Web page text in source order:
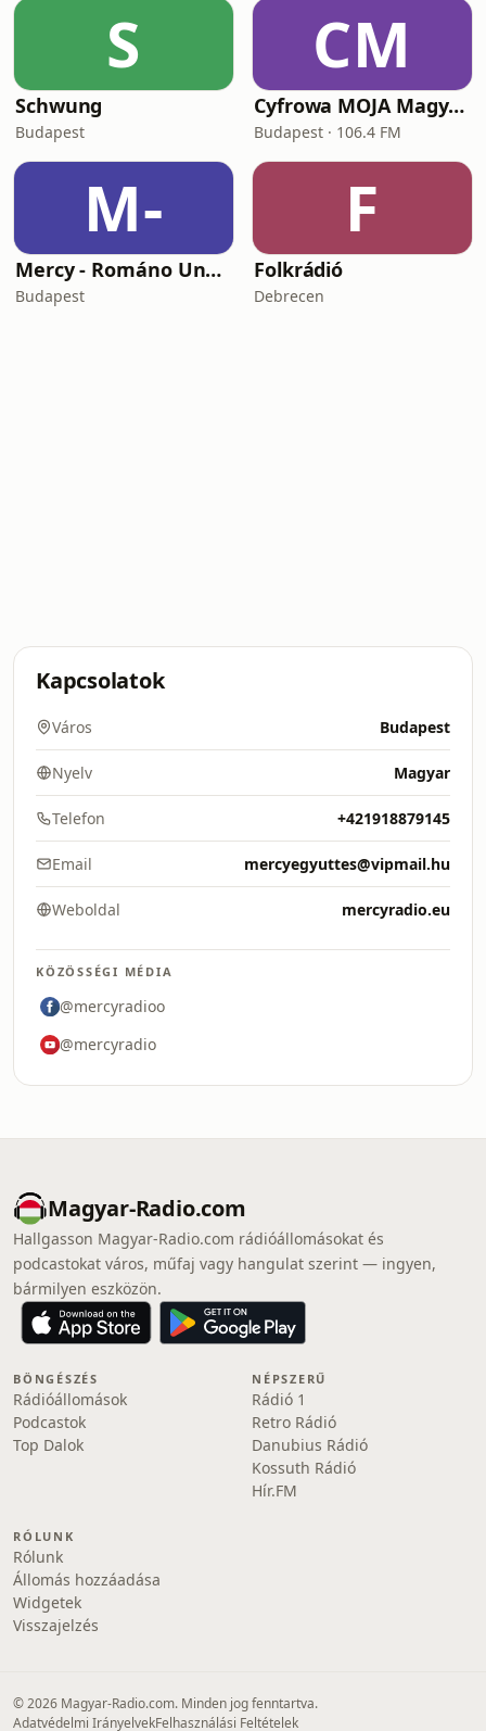
S
Schwung
Budapest
CM
Cyfrowa MOJA Magyarország
Budapest · 106.4 FM
M-
Mercy - Románo Ungriko Rádiovo (autentikus)
Budapest
F
Folkrádió
Debrecen
Kapcsolatok
Város Budapest
Nyelv Magyar
Telefon +421918879145
Email mercyegyuttes@vipmail.hu
Weboldal mercyradio.eu
KÖZÖSSÉGI MÉDIA
@mercyradioo
@mercyradio
Magyar-Radio.com
Hallgasson Magyar-Radio.com rádióállomásokat és
podcastokat város, műfaj vagy hangulat szerint — ingyen,
bármilyen eszközön.
BÖNGÉSZÉS
Rádióállomások
Podcastok
Top Dalok
NÉPSZERŰ
Rádió 1
Retro Rádió
Danubius Rádió
Kossuth Rádió
Hír.FM
RÓLUNK
Rólunk
Állomás hozzáadása
Widgetek
Visszajelzés
© 2026 Magyar-Radio.com. Minden jog fenntartva.
Adatvédelmi IrányelvekFelhasználási Feltételek